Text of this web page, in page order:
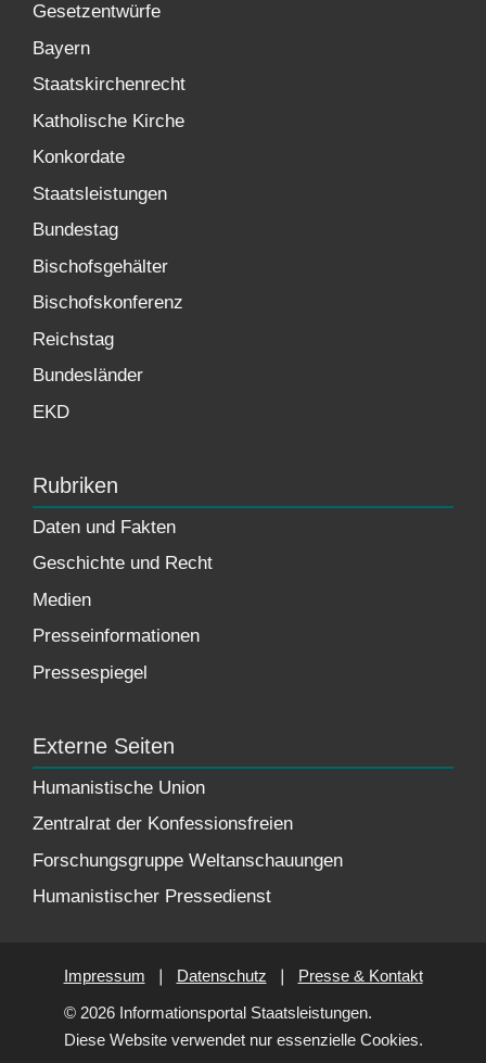
Gesetzentwürfe
Bayern
Staatskirchenrecht
Katholische Kirche
Konkordate
Staatsleistungen
Bundestag
Bischofsgehälter
Bischofskonferenz
Reichstag
Bundesländer
EKD
Rubriken
Daten und Fakten
Geschichte und Recht
Medien
Presseinformationen
Pressespiegel
Externe Seiten
Humanistische Union
Zentralrat der Konfessionsfreien
Forschungsgruppe Weltanschauungen
Humanistischer Pressedienst
Impressum ❘ Datenschutz ❘ Presse & Kontakt
© 2026 Informationsportal Staatsleistungen.
Diese Website verwendet nur essenzielle Cookies.